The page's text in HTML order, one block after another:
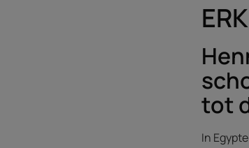
tot
In